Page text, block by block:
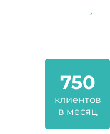
750
клиентов
в месяц